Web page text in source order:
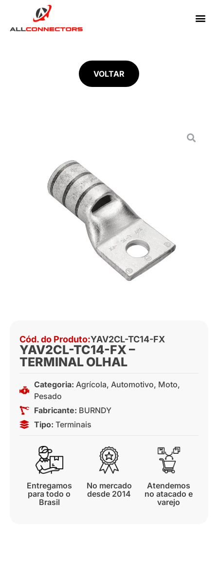
VOLTAR
Cód. do Produto:YAV2CL-TC14-FX
YAV2CL-TC14-FX –
TERMINAL OLHAL
Categoria: Agrícola, Automotivo, Moto,
Pesado
Fabricante: BURNDY
Tipo: Terminais
Entregamos
para todo o
Brasil
No mercado
desde 2014
Atendemos
no atacado e
varejo